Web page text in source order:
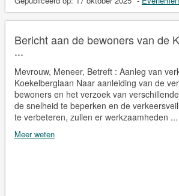
Bericht aan de bewoners van de
...
Mevrouw, Meneer, Betreft : Aanleg van
Koekelberglaan Naar aanleiding van de
bewoners en het verzoek van
de snelheid te beperken en de
te verbeteren, zullen er werkzaamheden ...
Meer weten